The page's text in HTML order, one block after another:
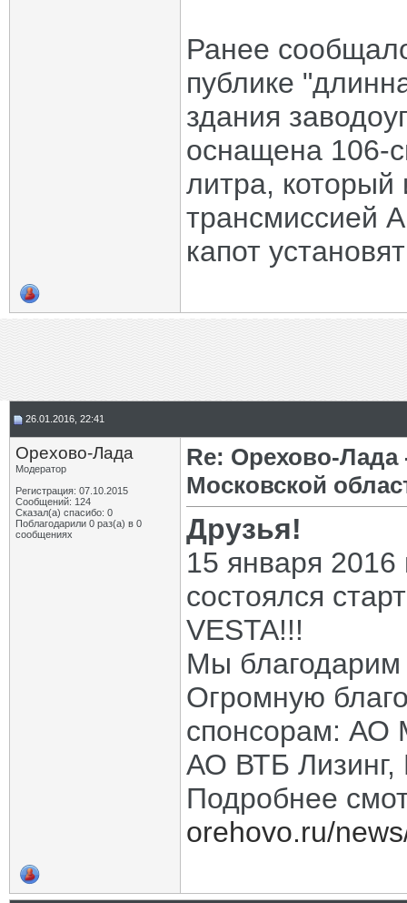
Ранее
публике
здания
оснащена 106-
литра, который
трансмиссией
капот
26.01.2016, 22:41
Орехово-Лада
Модератор
Регистрация: 07.10.2015
Сообщений: 124
Сказал(а) спасибо: 0
Поблагодарили 0 раз(а) в 0
сообщениях
Re: Орехово-
Московской
Друзья!
15 января
состоялся
VESTA!!!
Мы благодарим
Огромную
спонсорам: АО
АО ВТБ Лизинг,
Подробнее
orehovo.ru/